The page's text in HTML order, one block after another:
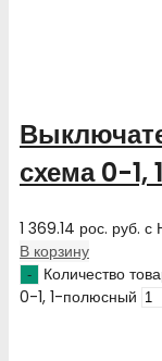
схема 0-
1 369.14 рос. руб. с
В корзину
Количество
0-1, 1-полюсный